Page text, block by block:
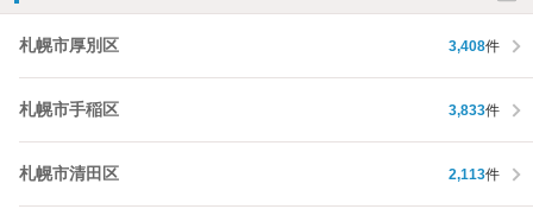
札幌市厚別区 3,408件
札幌市手稲区 3,833件
札幌市清田区 2,113件